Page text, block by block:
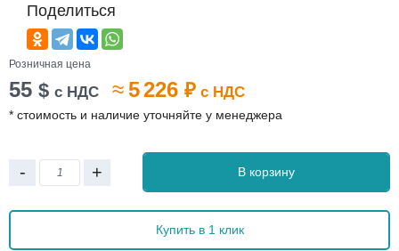
Поделиться
Розничная цена
55 $ с НДС ≈5 226 ₽ с НДС
* стоимость и наличие уточняйте у менеджера
- + В корзину
Купить в 1 клик